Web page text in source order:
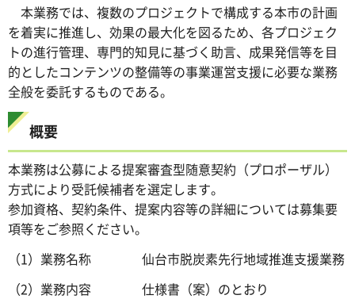
本業務では、複数のプロジェクトで構成する本市の計画
を着実に推進し、効果の最大化を図るため、各プロジェク
トの進行管理、専門的知見に基づく助言、成果発信等を目
的としたコンテンツの整備等の事業運営支援に必要な業務
全般を委託するものである。
概要
本業務は公募による提案審査型随意契約（プロポーザル）
方式により受託候補者を選定します。
参加資格、契約条件、提案内容等の詳細については募集要
項等をご参照ください。
（1）業務名称 仙台市脱炭素先行地域推進支援業務
（2）業務内容 仕様書（案）のとおり